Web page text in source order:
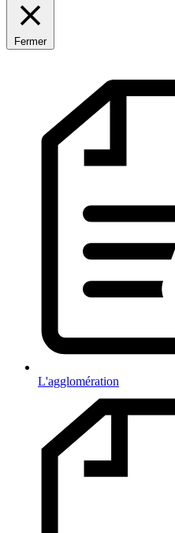
Fermer
L'agglomération